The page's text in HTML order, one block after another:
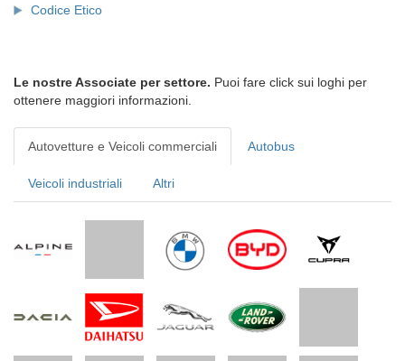
Codice Etico
Le nostre Associate per settore. Puoi fare click sui loghi per
ottenere maggiori informazioni.
Autovetture e Veicoli commerciali Autobus
Veicoli industriali Altri